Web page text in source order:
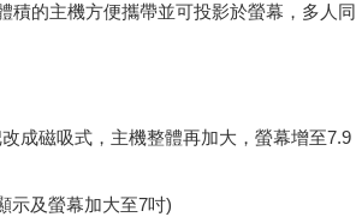
的主機方便攜帶並可投影於螢幕，多人同
成磁吸式，主機整體再加大，螢幕增至7.9
示及螢幕加大至7吋)